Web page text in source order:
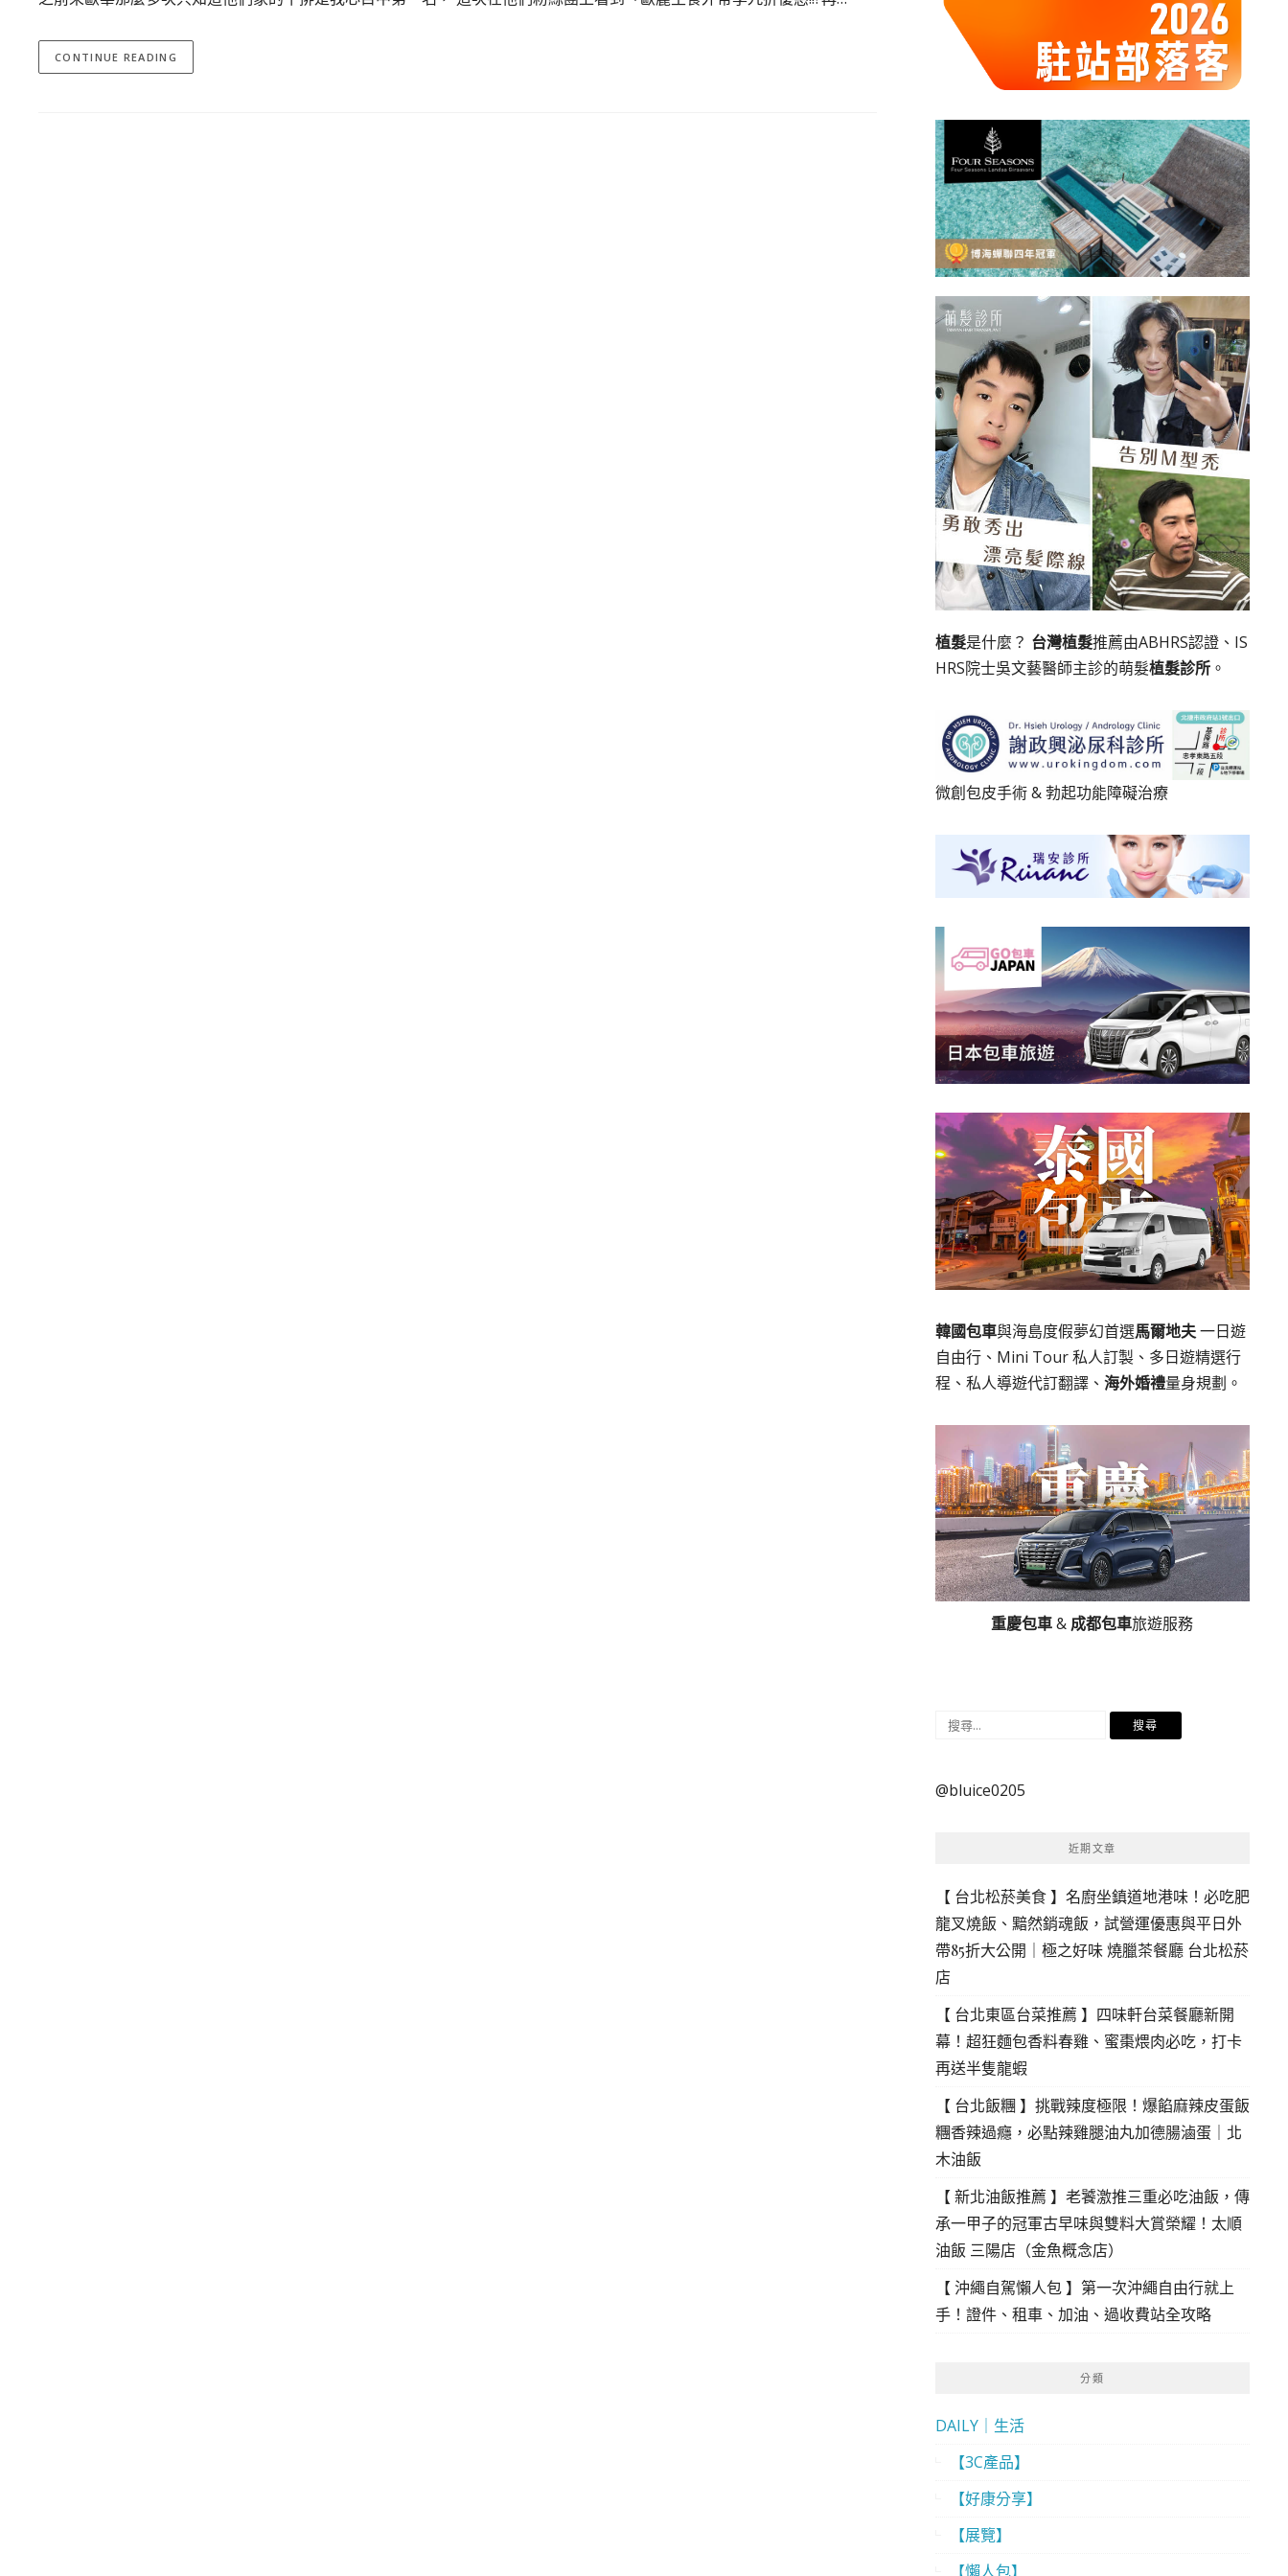
CONTINUE READING
植髮是什麼？ 台灣植髮推薦由ABHRS認證、IS
HRS院士吳文藝醫師主診的萌髮植髮診所。
微創包皮手術&勃起功能障礙治療
韓國包車與海島度假夢幻首選馬爾地夫一日遊
自由行、Mini Tour 私人訂製、多日遊精選行
程、私人導遊代訂翻譯、 海外婚禮量身規劃。
重慶包車& 成都包車旅遊服務
搜
鍵
@bluice0205
近期文章
【 台北松菸美食 】名廚坐鎮道地港味！必吃肥
龍叉燒飯、黯然銷魂飯，試營運優惠與平日外
帶85折大公開｜極之好味 燒臘茶餐廳 台北松菸
店
【 台北東區台菜推薦 】四味軒台菜餐廳新開
幕！超狂麵包香料春雞、蜜棗煨肉必吃，打卡
再送半隻龍蝦
【 台北飯糰 】挑戰辣度極限！爆餡麻辣皮蛋飯
糰香辣過癮，必點辣雞腿油丸加德腸滷蛋｜北
木油飯
【 新北油飯推薦 】老饕激推三重必吃油飯，傳
承一甲子的冠軍古早味與雙料大賞榮耀！太順
油飯 三陽店（金魚概念店）
【 沖繩自駕懶人包 】第一次沖繩自由行就上
手！證件、租車、加油、過收費站全攻略
分類
DAILY｜生活
【3C產品】
【好康分享】
【展覽】
【懶人包】